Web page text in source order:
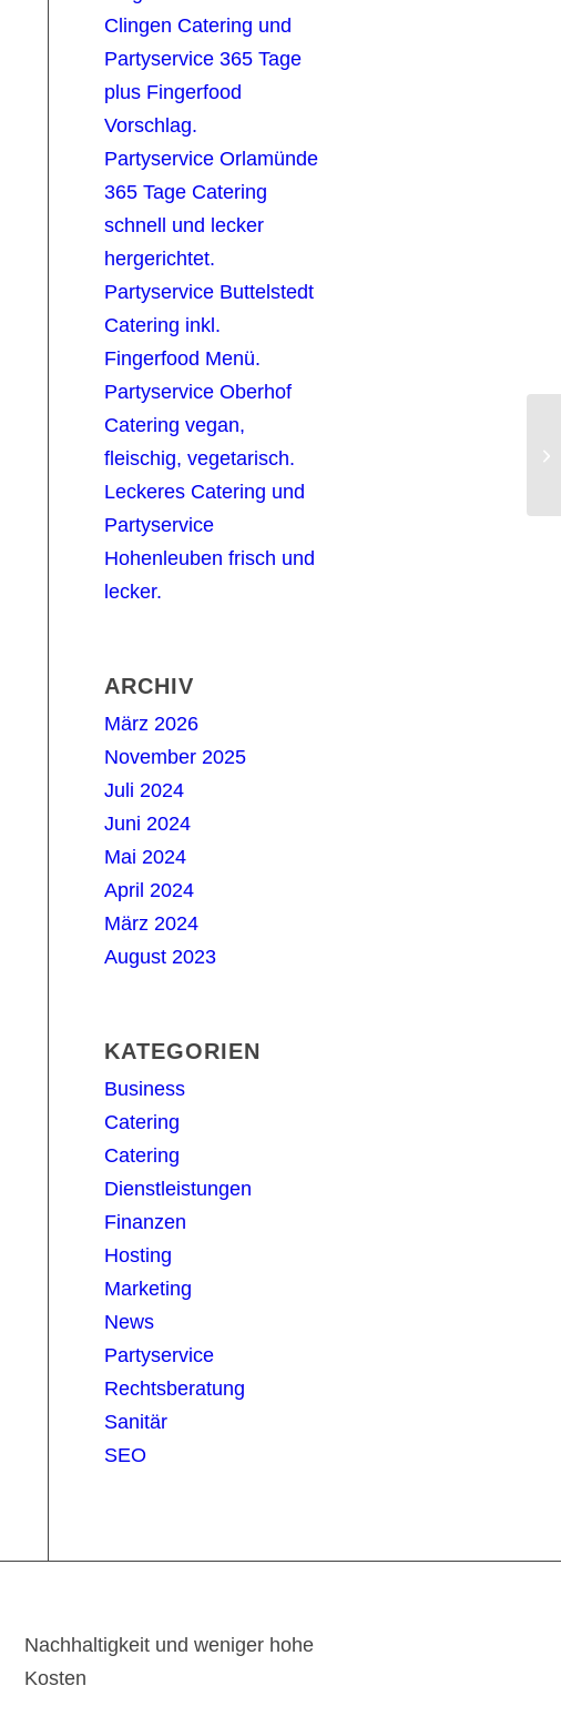
Clingen Catering und
Partyservice 365 Tage
plus Fingerfood
Vorschlag.
Partyservice Orlamünde
365 Tage Catering
schnell und lecker
hergerichtet.
Partyservice Buttelstedt
Catering inkl.
Fingerfood Menü.
Partyservice Oberhof
Catering vegan,
fleischig, vegetarisch.
Leckeres Catering und
Partyservice
Hohenleuben frisch und
lecker.
ARCHIV
März 2026
November 2025
Juli 2024
Juni 2024
Mai 2024
April 2024
März 2024
August 2023
KATEGORIEN
Business
Catering
Catering
Dienstleistungen
Finanzen
Hosting
Marketing
News
Partyservice
Rechtsberatung
Sanitär
SEO
Nachhaltigkeit und weniger hohe
Kosten